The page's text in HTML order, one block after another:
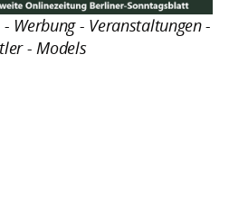
Werbung - Veranstaltungen -
- Models